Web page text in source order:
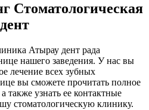
Стоматологическая
Атырау дент рада
нашего заведения. У нас вы
лечение всех зубных
вы сможете прочитать полное
узнать ее контактные
стоматологическую клинику.